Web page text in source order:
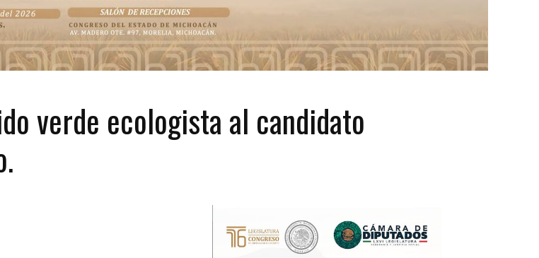
Sábana
verde ecologista al candidato